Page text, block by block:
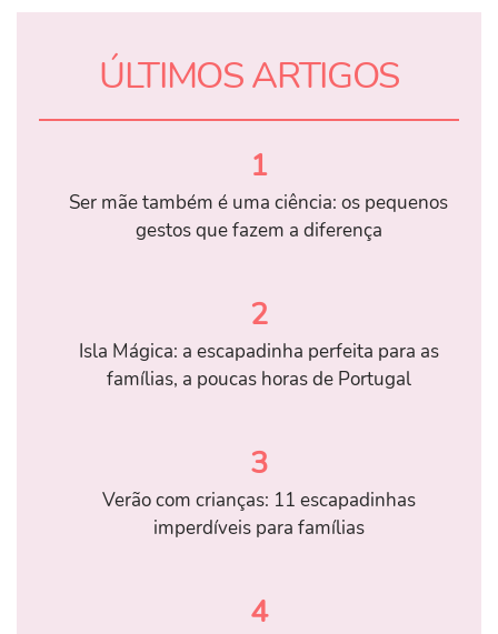
ÚLTIMOS ARTIGOS
1
Ser mãe também é uma ciência: os pequenos
gestos que fazem a diferença
2
Isla Mágica: a escapadinha perfeita para as
famílias, a poucas horas de Portugal
3
Verão com crianças: 11 escapadinhas
imperdíveis para famílias
4